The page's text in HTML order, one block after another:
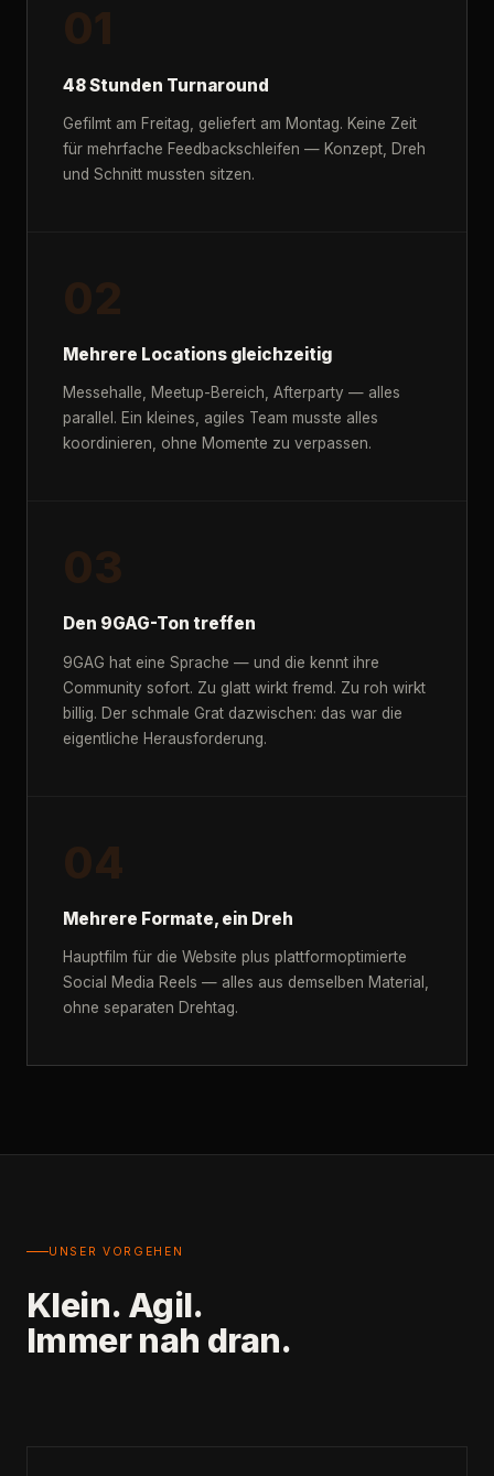
01
48 Stunden Turnaround
Gefilmt am Freitag, geliefert am Montag. Keine Zeit
für mehrfache Feedbackschleifen — Konzept, Dreh
und Schnitt mussten sitzen.
02
Mehrere Locations gleichzeitig
Messehalle, Meetup-Bereich, Afterparty — alles
parallel. Ein kleines, agiles Team musste alles
koordinieren, ohne Momente zu verpassen.
03
Den 9GAG-Ton treffen
9GAG hat eine Sprache — und die kennt ihre
Community sofort. Zu glatt wirkt fremd. Zu roh wirkt
billig. Der schmale Grat dazwischen: das war die
eigentliche Herausforderung.
04
Mehrere Formate, ein Dreh
Hauptfilm für die Website plus plattformoptimierte
Social Media Reels — alles aus demselben Material,
ohne separaten Drehtag.
UNSER VORGEHEN
Klein. Agil.
Immer nah dran.